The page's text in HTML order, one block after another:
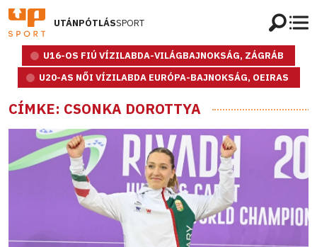
UTÁNPÓTLÁSSPORT
U16-OS FIÚ VÍZILABDA-VILÁGBAJNOKSÁG, ZÁGRÁB
U20-AS NŐI VÍZILABDA EURÓPA-BAJNOKSÁG, OEIRAS
CÍMKE: CSONKA DOROTTYA